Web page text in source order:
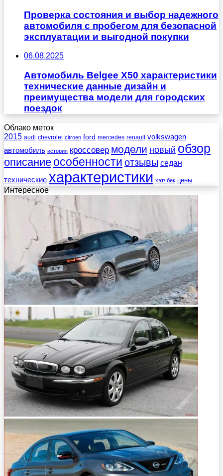
Проверка состояния и выбор надежного
автомобиля с пробегом для безопасной
эксплуатации и выгодной покупки
06.08.2025
Автомобиль Belgee X50 характеристики
технические данные дизайн и
преимущества модели для городских
поездок
Облако меток
2015 audi chevrolet citroen ford mercedes renault volkswagen
автомобиль история кроссовер модели новый обзор
описание особенности отзывы седан
технические характеристики хэтчбек цены
Интересное